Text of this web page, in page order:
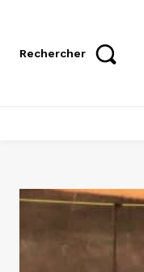
Rechercher